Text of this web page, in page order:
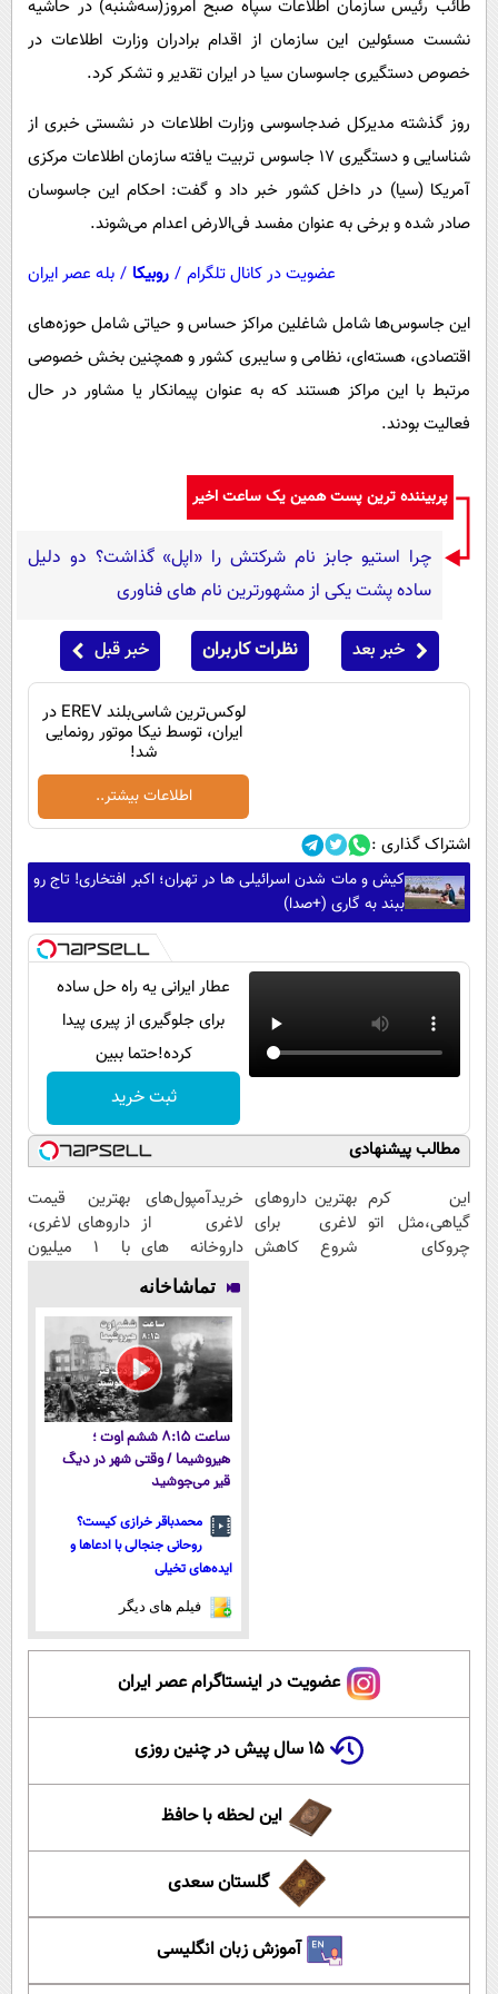
سرگرمی
فناوری
حوادث
سلامت
پیامک
روانشناسی
دانلود
طائب رئیس سازمان اطلاعات سپاه صبح امروز(سه‌شنبه) در حاشیه
نشست مسئولین این سازمان از اقدام برادران وزارت اطلاعات در
خصوص دستگیری جاسوسان سیا در ایران تقدیر و تشکر کرد.
روز گذشته مدیرکل ضدجاسوسی وزارت اطلاعات در نشستی خبری از
شناسایی و دستگیری ۱۷ جاسوس تربیت یافته سازمان اطلاعات مرکزی
آمریکا (سیا) در داخل کشور خبر داد و گفت: احکام این جاسوسان
صادر شده و برخی به عنوان مفسد فی‌الارض اعدام می‌شوند.
عضویت در کانال تلگرام / روبیکا / بله عصر ایران
این جاسوس‌ها شامل شاغلین مراکز حساس و حیاتی شامل حوزه‌های
اقتصادی، هسته‌ای، نظامی و سایبری کشور و همچنین بخش خصوصی
مرتبط با این مراکز هستند که به عنوان پیمانکار یا مشاور در حال
فعالیت بودند.
پربیننده ترین پست همین یک ساعت اخیر
چرا استیو جابز نام شرکتش را «اپل» گذاشت؟ دو دلیل
ساده پشت یکی از مشهورترین نام های فناوری
خبر بعد نظرات کاربران خبر قبل
لوکس‌ترین شاسی‌بلند EREV در
ایران، توسط نیکا موتور رونمایی
شد!
اطلاعات بیشتر..
اشتراک گذاری :
کیش و مات شدن اسرائیلی ها در تهران؛ اکبر افتخاری! تاج رو
ببند به گاری (+صدا)
عطار ایرانی یه راه حل ساده
برای جلوگیری از پیری پیدا
کرده!حتما ببین
ثبت خرید
مطالب پیشنهادی
این کرم
گیاهی،مثل اتو
چروکای
بهترین داروهای
لاغری برای
شروع کاهش
خریدآمپول‌های
لاغری از
داروخانه های
اطرافت، ارسال
فوری همراه با
پک یخ!
بهترین قیمت
داروهای لاغری،
با ۱ میلیون
تماشاخانه
ساعت ۸:۱۵ ششم اوت ؛
هیروشیما / وقتی شهر در دیگ
قیر می‌جوشید
محمدباقر خرازی کیست؟
روحانی جنجالی با ادعاها و
ایده‌های تخیلی
فیلم های دیگر
عضویت در اینستاگرام عصر ایران
۱۵ سال پیش در چنین روزی
این لحظه با حافظ
گلستان سعدی
آموزش زبان انگلیسی